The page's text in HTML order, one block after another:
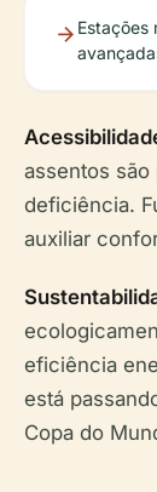
Estações
assentos são
deficiência.
auxiliar
eficiência
está
Copa do